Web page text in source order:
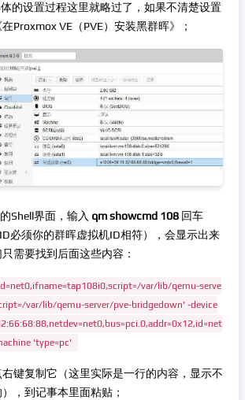
的设置过程这里就略过了，如果不清楚设置
Proxmox VE（PVE）安装黑群晖》；
Shell界面，输入 qm showcmd 108 回车
必须你的群晖虚拟机ID相符），会显示出来
需要找到后面这些内容：
var/lib/qemu-serve
var/lib/qemu-server/pve-bridgedown' -device
'type=pc'
键复制它（这里实际是一行的内容，显示不
，到记事本里面粘贴；